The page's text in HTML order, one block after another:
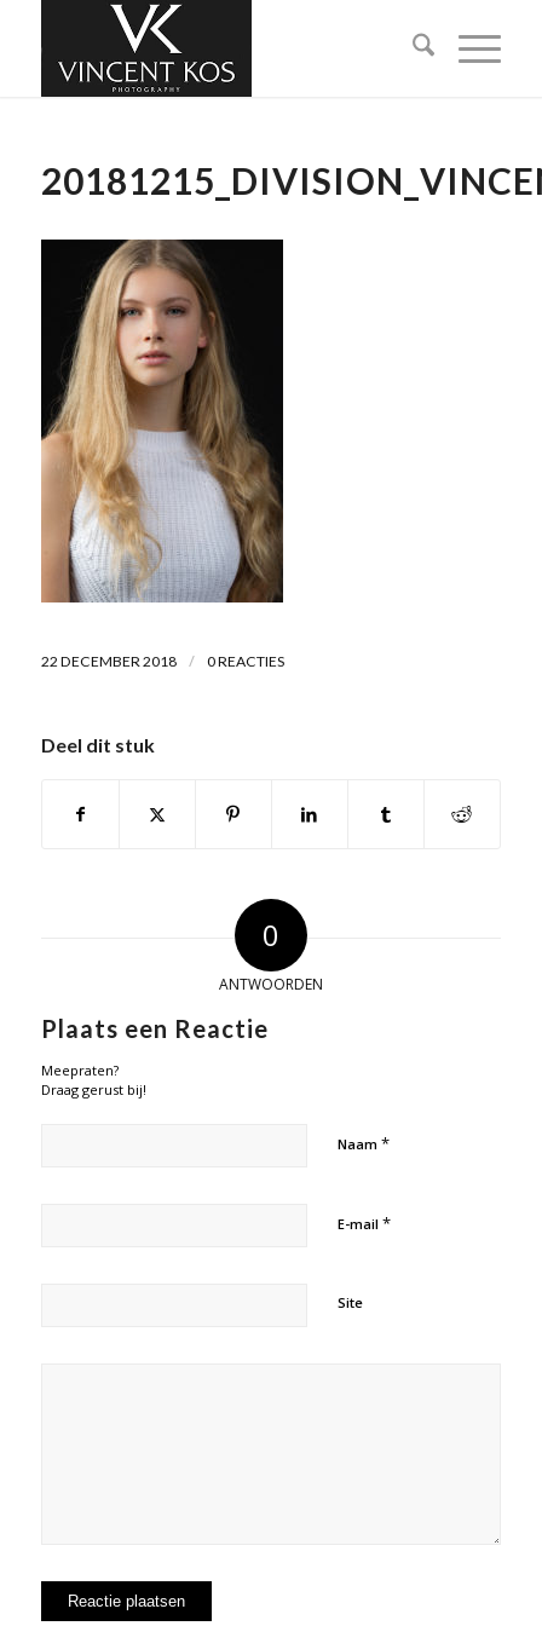
22 DECEMBER 2018 / 0 REACTIES
Deel dit stuk
0
ANTWOORDEN
Plaats een Reactie
Meepraten?
Draag gerust bij!
Naam *
E-mail *
Site